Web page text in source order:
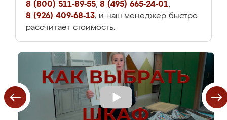
8 (800) 511-89-55, 8 (495) 665-24-01,
8 (926) 409-68-13, и наш менеджер быстро
рассчитает стоимость.